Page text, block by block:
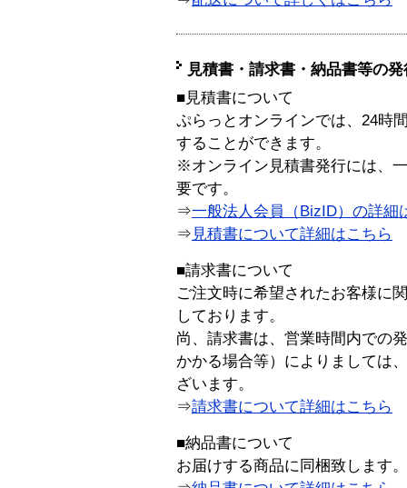
見積書・請求書・納品書等の
■見積書について
ぷらっとオンラインでは、24時
することができます。
※オンライン見積書発行には、
要です。
⇒一般法人会員（BizID）の詳細
⇒ 見積書について詳細はこちら
■請求書について
ご注文時に希望されたお客様に
しております。
尚、請求書は、営業時間内での
かかる場合等）によりましては
ざいます。
⇒請求書について詳細はこちら
■納品書について
お届けする商品に同梱致します。